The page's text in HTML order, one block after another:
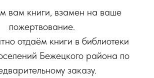
вам книги, взамен на ваше
пожертвование.
отдаём книги в библиотеки
Бежецкого района по
заказу.